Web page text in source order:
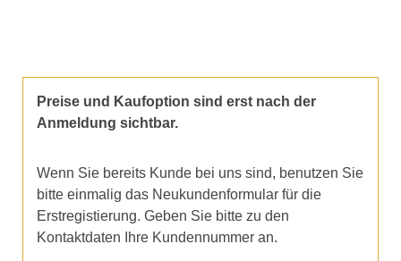
Preise und Kaufoption sind erst nach der
Anmeldung sichtbar.
Wenn Sie bereits Kunde bei uns sind, benutzen Sie
bitte einmalig das Neukundenformular für die
Erstregistierung. Geben Sie bitte zu den
Kontaktdaten Ihre Kundennummer an.